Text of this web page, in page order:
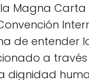
Magna Carta
de entender
a
dignidad